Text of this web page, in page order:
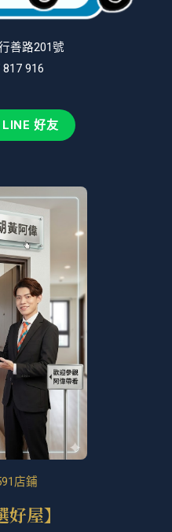
善路201號
916
好友
店鋪
好屋】